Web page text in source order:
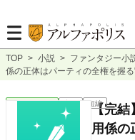
TOP > 小説 > ファンタジー小
係の正体はパーティの全権を握
ファンタジー 完結 短編
【完結
用係の